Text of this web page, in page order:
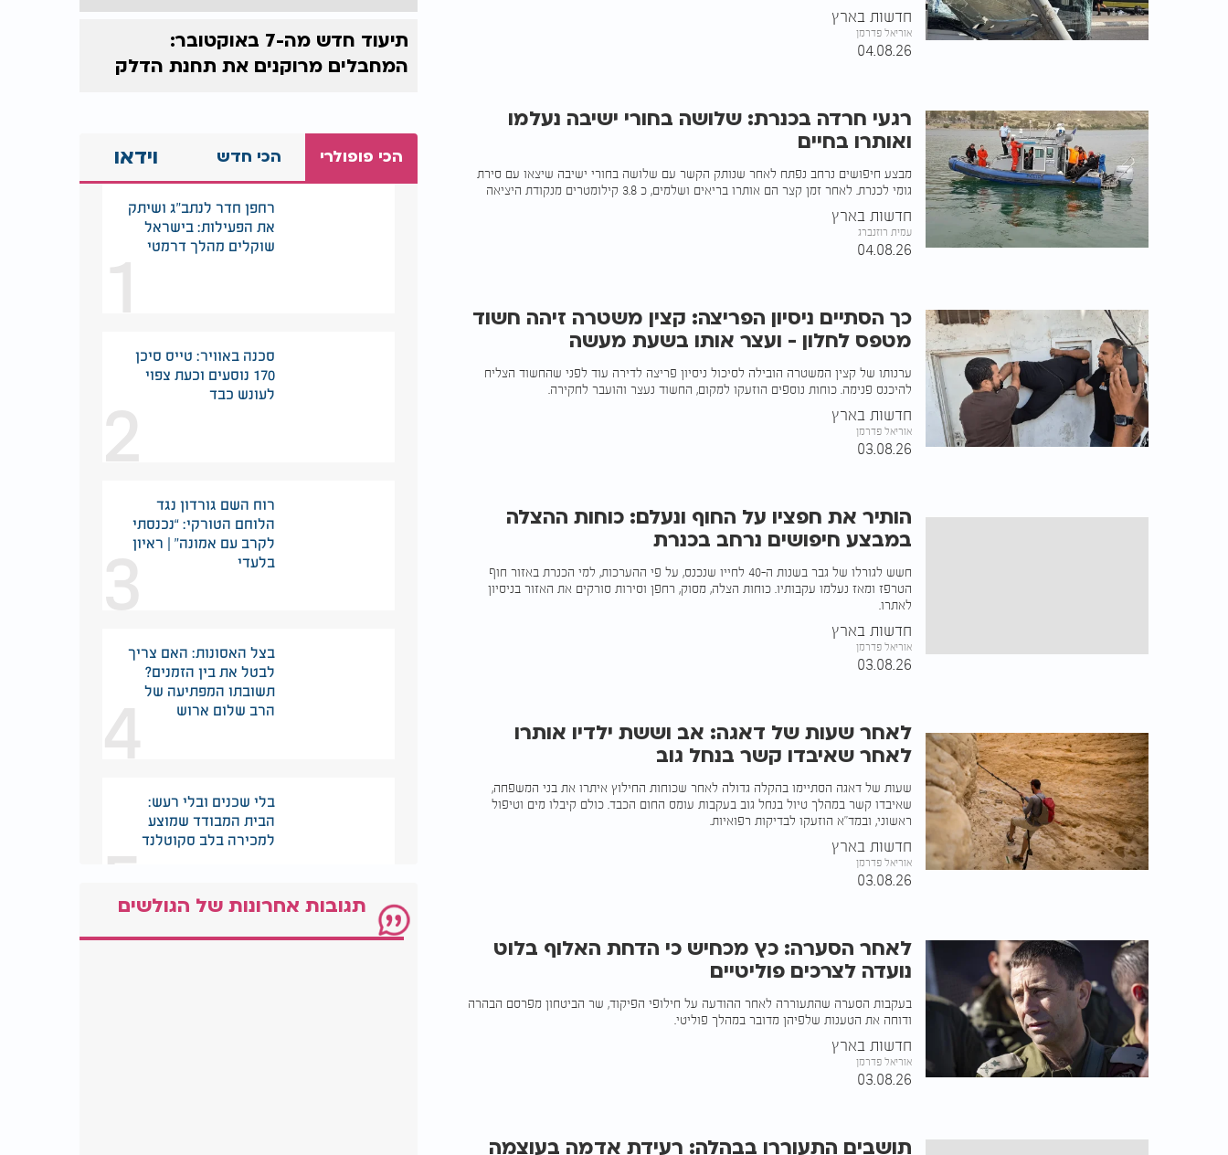
חדשות בארץ
אוריאל פדרמן
04.08.26
רגעי חרדה בכנרת: שלושה בחורי ישיבה נעלמו
ואותרו בחיים
מבצע חיפושים נרחב נפתח לאחר שנותק הקשר עם שלושה בחורי ישיבה שיצאו עם סירת
גומי לכנרת. לאחר זמן קצר הם אותרו בריאים ושלמים, כ 3.8 קילומטרים מנקודת היציאה
חדשות בארץ
עמית רוזנברג
04.08.26
כך הסתיים ניסיון הפריצה: קצין משטרה זיהה חשוד
מטפס לחלון - ועצר אותו בשעת מעשה
ערנותו של קצין המשטרה הובילה לסיכול ניסיון פריצה לדירה עוד לפני שהחשוד הצליח
להיכנס פנימה. כוחות נוספים הוזעקו למקום, החשוד נעצר והועבר לחקירה.
חדשות בארץ
אוריאל פדרמן
03.08.26
הותיר את חפציו על החוף ונעלם: כוחות ההצלה
במבצע חיפושים נרחב בכנרת
חשש לגורלו של גבר בשנות ה-40 לחייו שנכנס, על פי ההערכות, למי הכנרת באזור חוף
הטרפז ומאז נעלמו עקבותיו. כוחות הצלה, מסוק, רחפן וסירות סורקים את האזור בניסיון
לאתרו.
חדשות בארץ
אוריאל פדרמן
03.08.26
לאחר שעות של דאגה: אב וששת ילדיו אותרו
לאחר שאיבדו קשר בנחל גוב
שעות של דאגה הסתיימו בהקלה גדולה לאחר שכוחות החילוץ איתרו את בני המשפחה,
שאיבדו קשר במהלך טיול בנחל גוב בעקבות עומס החום הכבד. כולם קיבלו מים וטיפול
ראשוני, ובמד"א הוזעקו לבדיקות רפואיות.
חדשות בארץ
אוריאל פדרמן
03.08.26
לאחר הסערה: כץ מכחיש כי הדחת האלוף בלוט
נועדה לצרכים פוליטיים
בעקבות הסערה שהתעוררה לאחר ההודעה על חילופי הפיקוד, שר הביטחון מפרסם הבהרה
ודוחה את הטענות שלפיהן מדובר במהלך פוליטי.
חדשות בארץ
אוריאל פדרמן
03.08.26
תושבים התעוררו בבהלה: רעידת אדמה בעוצמה
תיעוד חדש מה-7 באוקטובר:
המחבלים מרוקנים את תחנת הדלק
הכי פופולרי הכי חדש וידאו
1
רחפן חדר לנתב"ג ושיתק
את הפעילות: בישראל
שוקלים מהלך דרמטי
2
סכנה באוויר: טייס סיכן
170 נוסעים וכעת צפוי
לעונש כבד
3
רוח השם גורדון נגד
הלוחם הטורקי: “נכנסתי
לקרב עם אמונה” | ראיון
בלעדי
4
בצל האסונות: האם צריך
לבטל את בין הזמנים?
תשובתו המפתיעה של
הרב שלום ארוש
5
בלי שכנים ובלי רעש:
הבית המבודד שמוצע
למכירה בלב סקוטלנד
תגובות אחרונות של הגולשים